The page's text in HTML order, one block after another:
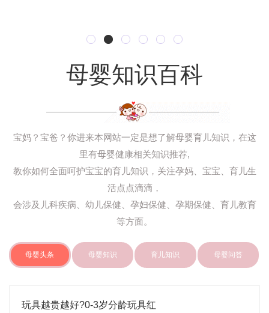
母婴知识百科
宝妈？宝爸？你进来本网站一定是想了解母婴育儿知识，在这
里有母婴健康相关知识推荐,
教你如何全面呵护宝宝的育儿知识，关注孕妈、宝宝、育儿生
活点点滴滴，
会涉及儿科疾病、幼儿保健、孕妇保健、孕期保健、育儿教育
等方面。
母婴头条 母婴知识 育儿知识 母婴问答
玩具越贵越好?0-3岁分龄玩具红